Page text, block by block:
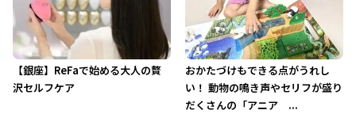
【銀座】ReFaで始める大人の贅
沢セルフケア
おかたづけもできる点がうれし
い！ 動物の鳴き声やセリフが盛り
だくさんの「アニア ...